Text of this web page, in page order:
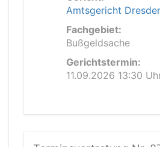
Amtsgericht
Fachgebiet:
Bußgeldsache
Gerichtstermin:
11.09.2026 13:30